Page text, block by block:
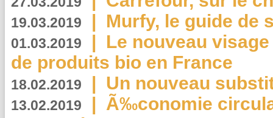
19.03.2019 | Murfy, le guide de
01.03.2019 | Le nouveau
de produits bio en France
18.02.2019 | Un nouveau
13.02.2019 | Ã‰conomie